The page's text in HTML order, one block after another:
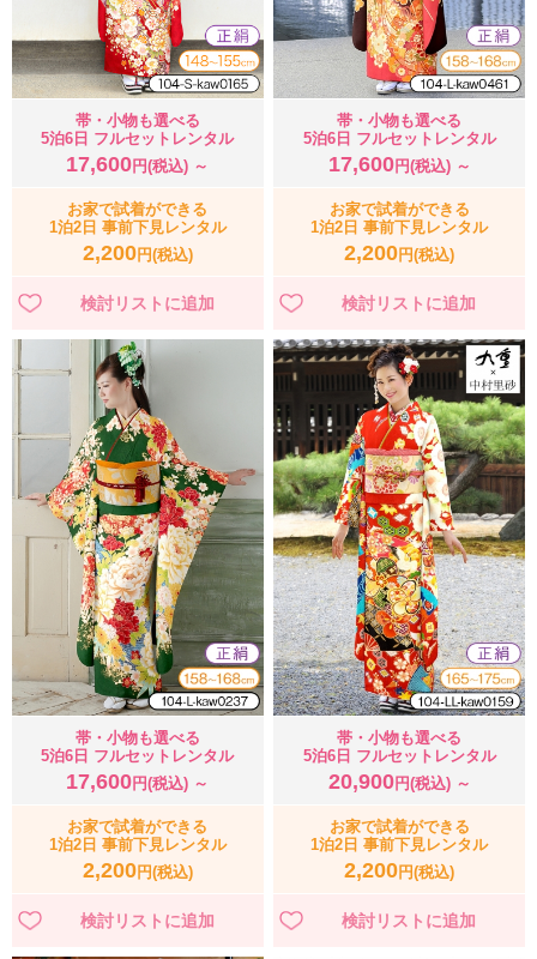
帯・小物も選べる
5泊6日 フルセットレンタル
17,600 円(税込) ～
お家で試着ができる
1泊2日 事前下見レンタル
2,200円(税込)
帯・小物も選べる
5泊6日 フルセットレンタル
17,600円(税込) ～
お家で試着ができる
1泊2日 事前下見レンタル
2,200円(税込)
帯・小物も選べる
5泊6日 フルセットレンタル
17,600 円(税込) ～
お家で試着ができる
1泊2日 事前下見レンタル
2,200円(税込)
帯・小物も選べる
5泊6日 フルセットレンタル
20,900円(税込) ～
お家で試着ができる
1泊2日 事前下見レンタル
2,200円(税込)